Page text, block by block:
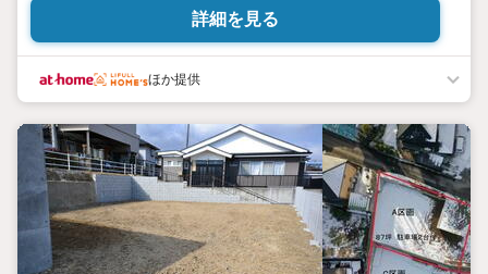
◎ 三井アウトレットパーク（中野栄）、うみの杜水族館もすぐ♪
車で10分の「菖蒲田浜海水浴場」で夏の思い出を！・建築条件無し
でお好きなハウスメーカーを選べます♪・陽当たり、通風も良い角
学校：徒歩約14分・七ヶ浜町立向洋中学校：徒歩約11分・みやぎ
生協 大代店：徒歩約9分・らーめん 蔵 KURA：徒歩約12分【その
ほか各種ご相談承ります】・住宅ローンのお借入れ、銀行選びもフ
ルサポートします♪・頭金0円での購入も可能です♪お客様に最適な
ご提案をさせて頂きます！
詳細を見る
ほか提供